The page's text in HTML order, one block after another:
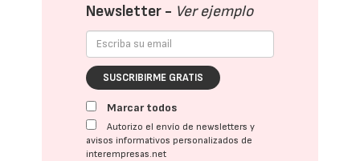
Newsletter - Ver ejemplo
SUSCRIBIRME GRATIS
Marcar todos
Autorizo el envío de newsletters y
avisos informativos personalizados de
interempresas.net